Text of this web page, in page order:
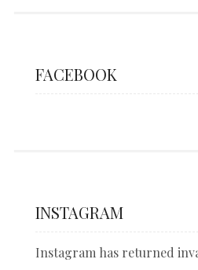
FACEBOOK
INSTAGRAM
Instagram has returned